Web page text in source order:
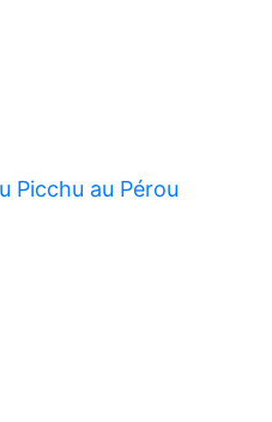
Picchu au Pérou